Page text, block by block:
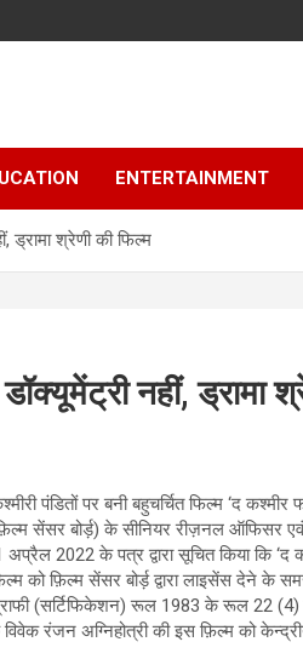
ENTERTAINMENT
ड्रामा श्रेणी की फिल्म
नहीं, ड्रामा
पंडितों पर बनी बहुचर्चित फिल्म ‘द
सेंसर बोर्ड़) के सीनियर रीज़नल ऑफिसर
2022 के पत्र द्वारा सूचित किया कि ‘द
को फ़िल्म सेंसर बोर्ड़ द्वारा लाइसेंस देने के
(सर्टिफिकेशन) रूल 1983 के रूल 22
रंजन अग्निहोत्री की इस फ़िल्म को